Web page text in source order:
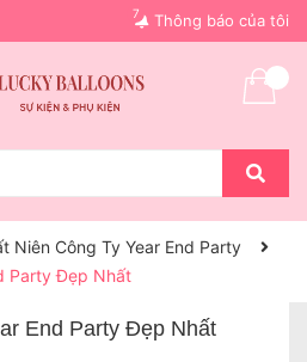
Thông báo của tôi
7
Niên Công Ty Year End Party
Party Đẹp Nhất
End Party Đẹp Nhất